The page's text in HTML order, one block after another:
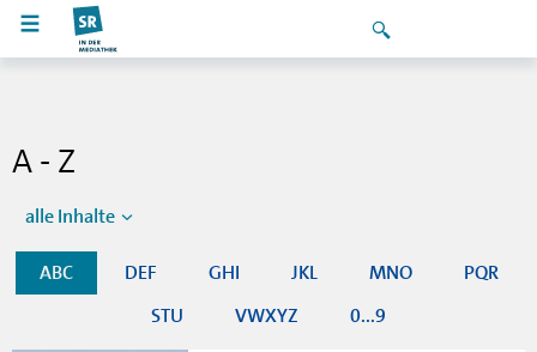
A - Z
alle Inhalte
ABC DEF GHI JKL MNO
PQR
STU
VWXYZ 0...9